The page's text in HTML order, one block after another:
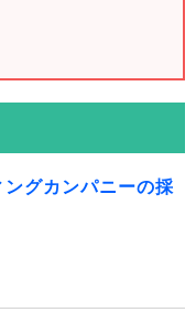
ングカンパニーの採